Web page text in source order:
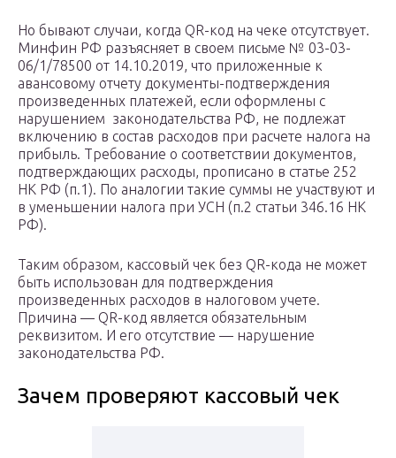
Но бывают случаи, когда QR-код на чеке отсутствует.
Минфин РФ разъясняет в своем письме № 03-03-
06/1/78500 от 14.10.2019, что приложенные к
авансовому отчету документы-подтверждения
произведенных платежей, если оформлены с
нарушением законодательства РФ, не подлежат
включению в состав расходов при расчете налога на
прибыль. Требование о соответствии документов,
подтверждающих расходы, прописано в статье 252
НК РФ (п.1). По аналогии такие суммы не участвуют и
в уменьшении налога при УСН (п.2 статьи 346.16 НК
РФ).
Таким образом, кассовый чек без QR-кода не может
быть использован для подтверждения
произведенных расходов в налоговом учете.
Причина — QR-код является обязательным
реквизитом. И его отсутствие — нарушение
законодательства РФ.
Зачем проверяют кассовый чек